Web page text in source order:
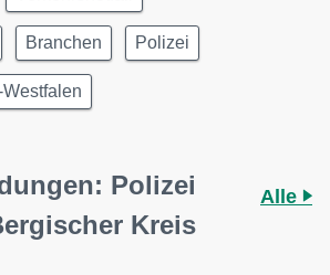
Branchen Polizei
Polizei
Kreis
Alle